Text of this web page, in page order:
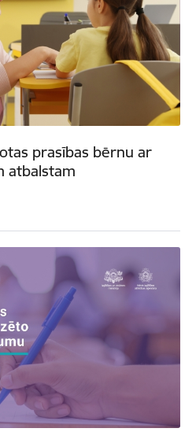
prasības bērnu ar
atbalstam